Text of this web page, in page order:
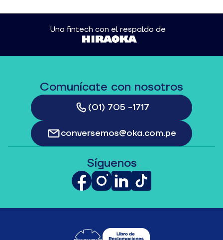
Una fintech con el respaldo de
Comunícate con nosotros
(01) 705 -1717
conversemos@oka.com.pe
Síguenos